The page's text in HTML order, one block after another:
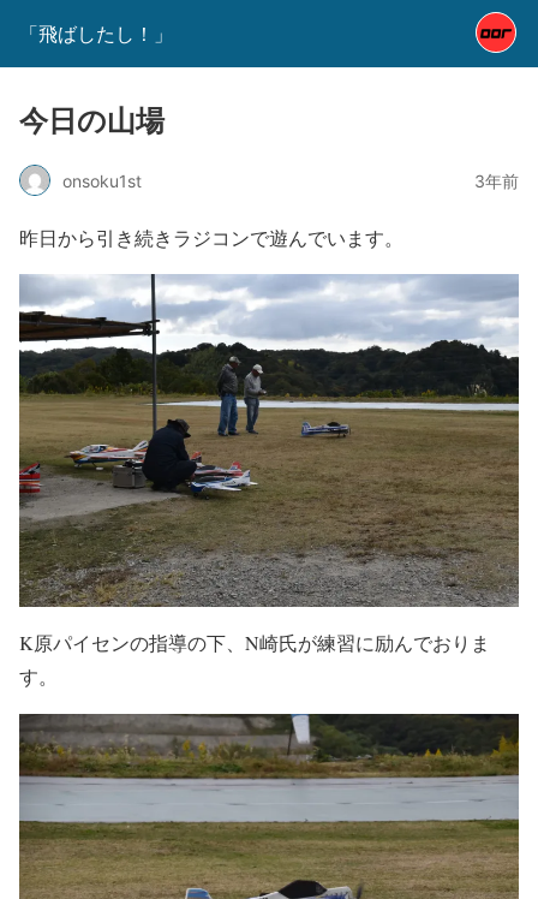
「飛ばしたし！」
今日の山場
onsoku1st 3年前
昨日から引き続きラジコンで遊んでいます。
K原パイセンの指導の下、N崎氏が練習に励んでおりま
す。